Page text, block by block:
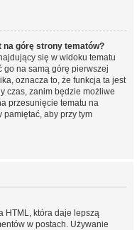
na górę strony tematów?
się w widoku tematu
go na samą górę pierwszej
oznacza to, że funkcja ta jest
czas, zanim będzie możliwe
przesunięcie tematu na
pamiętać, aby przy tym
HTML, która daje lepszą
w postach. Używanie